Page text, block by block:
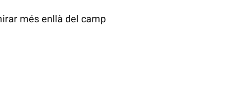
més enllà del camp